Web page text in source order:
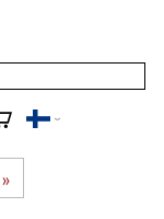
‪»